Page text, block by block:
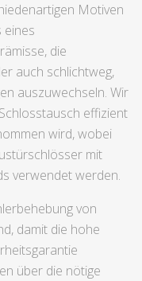
Motiven
eines
die
auch schlichtweg,
auszuwechseln. Wir
effizient
wird, wobei
mit
verwendet werden.
von
damit die hohe
über die nötige